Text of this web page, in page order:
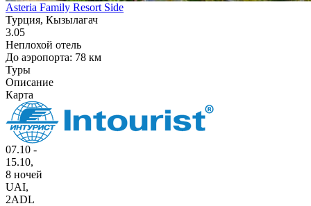
Asteria Family Resort Side
Турция, Кызылагач
3.05
Неплохой отель
До аэропорта: 78 км
Туры
Описание
Карта
07.10 -
15.10,
8 ночей
UAI,
2ADL